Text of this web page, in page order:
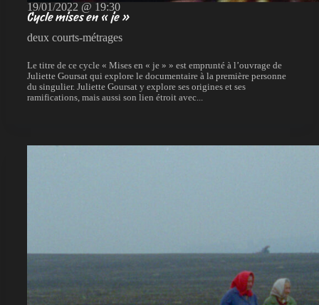
19/01/2022 @ 19:30
Cycle mises en « je »
deux courts-métrages
Le titre de ce cycle « Mises en « je » » est emprunté à l’ouvrage de
Juliette Goursat qui explore le documentaire à la première personne
du singulier. Juliette Goursat y explore ses origines et ses
ramifications, mais aussi son lien étroit avec...